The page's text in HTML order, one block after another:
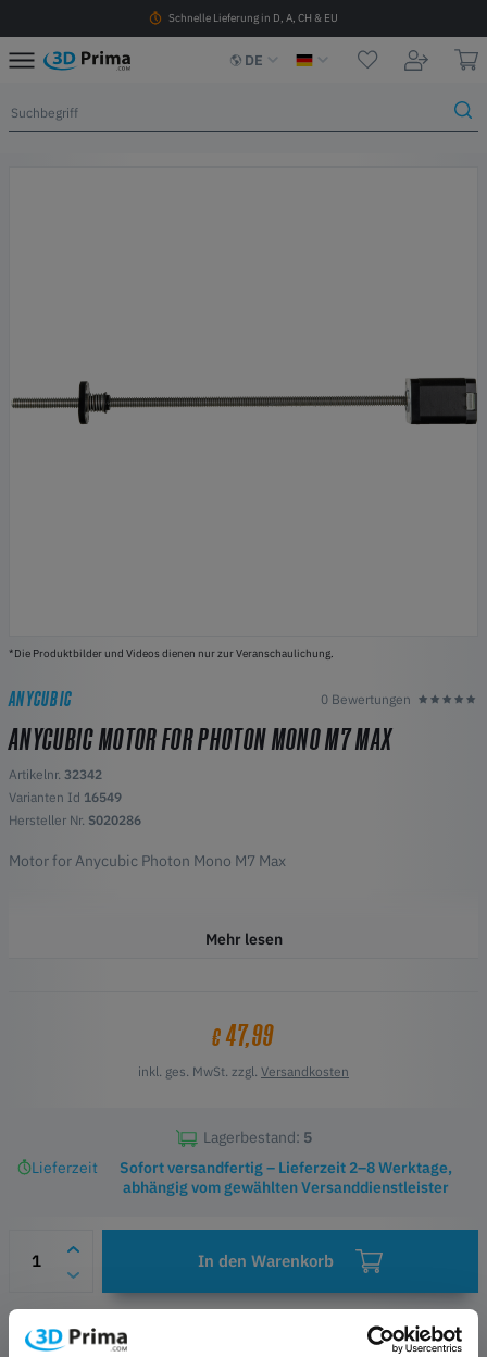
Schnelle Lieferung in D, A, CH & EU
DE
*Die Produktbilder und Videos dienen nur zur Veranschaulichung.
ANYCUBIC 0 Bewertungen
ANYCUBIC MOTOR FOR PHOTON MONO M7 MAX
Artikelnr. 32342
Varianten Id 16549
Hersteller Nr. S020286
Motor for Anycubic Photon Mono M7 Max
Mehr lesen
€47,99
inkl. ges. MwSt. zzgl. Versandkosten
Lagerbestand: 5
Lieferzeit
Sofort versandfertig – Lieferzeit 2–8 Werktage,
abhängig vom gewählten Versanddienstleister
In den Warenkorb